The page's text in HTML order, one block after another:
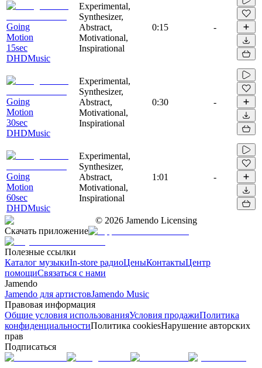
Going
Motion
15sec
DHDMusic
Experimental,
Synthesizer,
Abstract,
Motivational,
Inspirational
0:15 -
Going
Motion
30sec
DHDMusic
Experimental,
Synthesizer,
Abstract,
Motivational,
Inspirational
0:30 -
Going
Motion
60sec
DHDMusic
Experimental,
Synthesizer,
Abstract,
Motivational,
Inspirational
1:01 -
© 2026 Jamendo Licensing
Скачать приложение
Полезные ссылки
Каталог музыкиIn-store радиоЦеныКонтактыЦентр
помощиСвязаться с нами
Jamendo
Jamendo для артистовJamendo Music
Правовая информация
Общие условия использованияУсловия продажиПолитика
конфиденциальностиПолитика cookiesНарушение авторских
прав
Подписаться